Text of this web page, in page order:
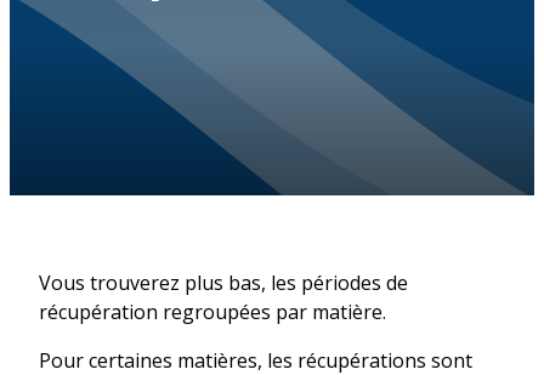
Vous trouverez plus bas, les périodes de
récupération regroupées par matière.
Pour certaines matières, les récupérations sont